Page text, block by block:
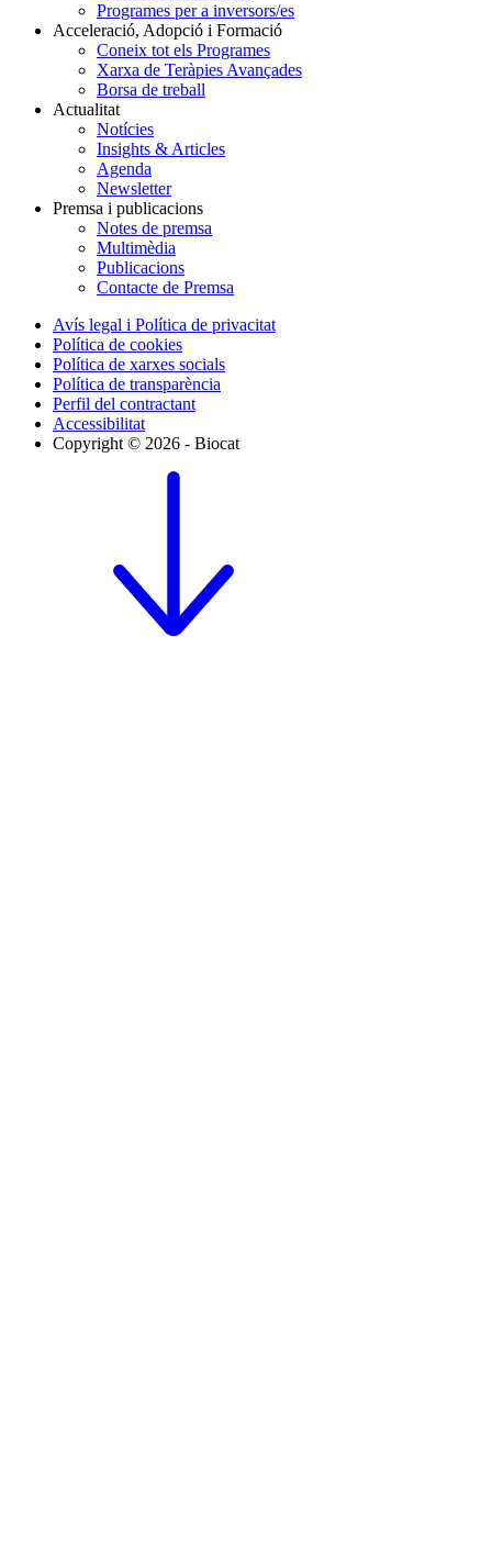
Programes per a inversors/es
Acceleració, Adopció i Formació
Coneix tot els Programes
Xarxa de Teràpies Avançades
Borsa de treball
Actualitat
Notícies
Insights & Articles
Agenda
Newsletter
Premsa i publicacions
Notes de premsa
Multimèdia
Publicacions
Contacte de Premsa
Avís legal i Política de privacitat
Política de cookies
Política de xarxes socials
Política de transparència
Perfil del contractant
Accessibilitat
Copyright © 2026 - Biocat